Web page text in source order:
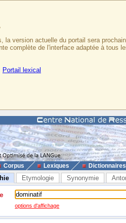
version actuelle du portail sera
complète de l'interface adaptée à tous
Portail lexical
Corpus Lexiques Dictionnaires
Etymologie Synonymie
options d'affichage